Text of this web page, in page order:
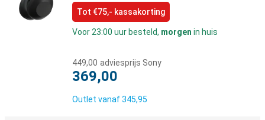
Tot €75,- kassakorting
Voor 23:00 uur besteld, morgen in huis
449,00 adviesprijs Sony
369,00
Outlet vanaf345,95